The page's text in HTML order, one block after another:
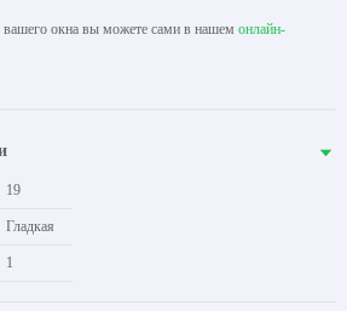
вашего окна вы можете сами в нашем онлайн-
19
Гладкая
1